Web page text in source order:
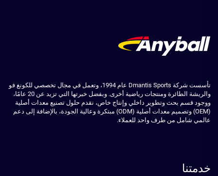
تأسست شركة Dmantis Sports عام 1994، وتعمل في مجال تخصصي للكونغ فو
والريشة الطائرة ومنتجات رياضية أخرى. وبفضل خبرتها التي تزيد عن 20 عامًا،
ووجود قسم بحث وتطوير داخلي وإنتاج خاص، نقدم حلول تصنيع معدات أصلية
(OEM) وتصميم معدات أصلية (ODM) مبتكرة وعالية الجودة، بالإضافة إلى دعم
عالمي شامل من طرف واحد للعملاء.
خدمتنا